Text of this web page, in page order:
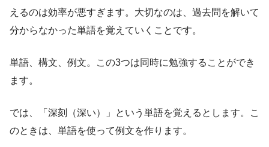
えるのは効率が悪すぎます。大切なのは、 過去問を解いて
分からなかった単語を覚えていくこと です。
単語、構文、例文。この3つは同時に勉強することができ
ます。
では、 「深刻
（深い）」という単語を覚えるとします。こ
のときは、単語を使って例文を作ります。